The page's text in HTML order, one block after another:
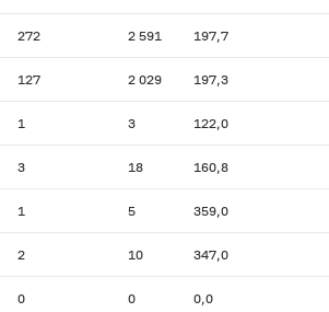
272 2 591 197,7
127 2 029 197,3
1 3 122,0
3 18 160,8
1 5 359,0
2 10 347,0
0 0 0,0